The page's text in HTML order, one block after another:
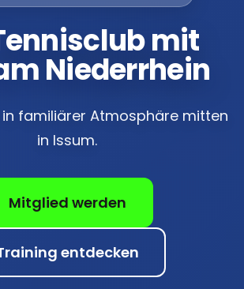
mit
Niederrhein
in familiärer Atmosphäre mitten
in Issum.
Mitglied werden
entdecken